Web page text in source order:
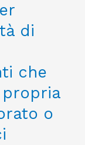
di
che
o